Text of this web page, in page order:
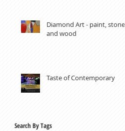
Diamond Art - paint, stones
and wood
Taste of Contemporary
Search By Tags